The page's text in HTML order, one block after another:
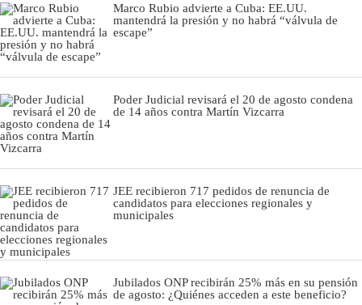
Marco Rubio advierte a Cuba: EE.UU.
mantendrá la presión y no habrá “válvula de
escape”
Poder Judicial revisará el 20 de agosto condena
de 14 años contra Martín Vizcarra
JEE recibieron 717 pedidos de renuncia de
candidatos para elecciones regionales y
municipales
Jubilados ONP recibirán 25% más en su pensión
de agosto: ¿Quiénes acceden a este beneficio?